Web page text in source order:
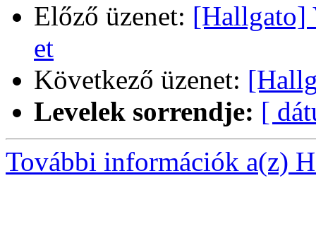
Előző üzenet: [Hallgato]
et
Következő üzenet:
Levelek sorrendje: [
További információk a(z)